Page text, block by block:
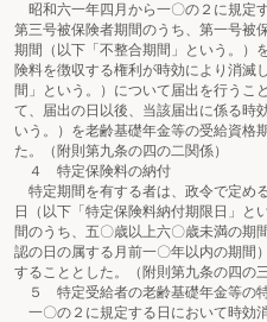
昭和六一年四月から一〇の２に規定
第三号被保険者期間のうち、第一号被
期間（以下「不整合期間」という。）
険料を徴収する権利が時効により消滅
間」という。）について届出を行うこ
て、届出の日以後、当該届出に係る時
いう。）を老齢基礎年金等の受給資格
た。（附則第九条の四の二関係）
４ 特定保険料の納付
特定期間を有する者は、政令で定め
日（以下「特定保険料納付期限日」と
間のうち、五〇歳以上六〇歳未満の期
認の日の属する月前一〇年以内の期間
することとした。（附則第九条の四の三
５ 特定受給者の老齢基礎年金等の
一〇の２に規定する日において時効